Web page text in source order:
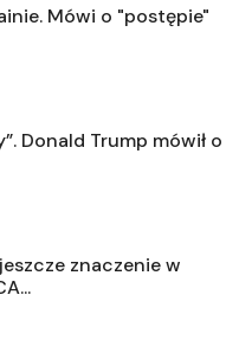
Mówi o "postępie"
Donald Trump mówił o
znaczenie w